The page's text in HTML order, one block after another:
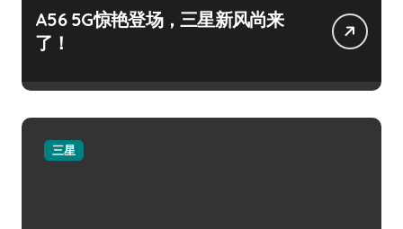
A56 5G惊艳登场，三星新风尚来
了！
三星